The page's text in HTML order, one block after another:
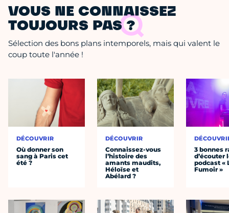
VOUS NE CONNAISSEZ
TOUJOURS PAS ?
Sélection des bons plans intemporels, mais qui valent le
coup toute l'année !
DÉCOUVRIR
Où donner son
sang à Paris cet
été ?
DÉCOUVRIR
Connaissez-vous
l’histoire des
amants maudits,
Héloïse et
Abélard ?
3 bonnes
d’écouter
podcast «
Fumoir »